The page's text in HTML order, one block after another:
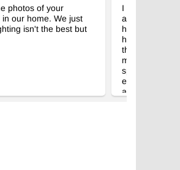
photos of your
our home. We just
isn't the best but
I received the
am delighted
how lovely it
home and
the orange
months ago.
special.
eye. This too
and will be